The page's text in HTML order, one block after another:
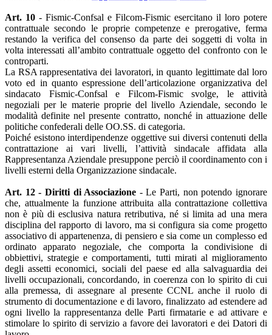
Art. 10 - Fismic-Confsal e Filcom-Fismic esercitano il loro potere
contrattuale secondo le proprie competenze e prerogative, ferma
restando la verifica del consenso da parte dei soggetti di volta in
volta interessati all’ambito contrattuale oggetto del confronto con le
controparti.
La RSA rappresentativa dei lavoratori, in quanto legittimate dal loro
voto ed in quanto espressione dell’articolazione organizzativa del
sindacato Fismic-Confsal e Filcom-Fismic svolge, le attività
negoziali per le materie proprie del livello Aziendale, secondo le
modalità definite nel presente contratto, nonché in attuazione delle
politiche confederali delle OO.SS. di categoria.
Poiché esistono interdipendenze oggettive sui diversi contenuti della
contrattazione ai vari livelli, l’attività sindacale affidata alla
Rappresentanza Aziendale presuppone perciò il coordinamento con i
livelli esterni della Organizzazione sindacale.
Art. 12 - Diritti di Associazione - Le Parti, non potendo ignorare
che, attualmente la funzione attribuita alla contrattazione collettiva
non è più di esclusiva natura retributiva, né si limita ad una mera
disciplina del rapporto di lavoro, ma si configura sia come progetto
associativo di appartenenza, di pensiero e sia come un complesso ed
ordinato apparato negoziale, che comporta la condivisione di
obbiettivi, strategie e comportamenti, tutti mirati al miglioramento
degli assetti economici, sociali del paese ed alla salvaguardia dei
livelli occupazionali, concordando, in coerenza con lo spirito di cui
alla premessa, di assegnare al presente CCNL anche il ruolo di
strumento di documentazione e di lavoro, finalizzato ad estendere ad
ogni livello la rappresentanza delle Parti firmatarie e ad attivare e
stimolare lo spirito di servizio a favore dei lavoratori e dei Datori di